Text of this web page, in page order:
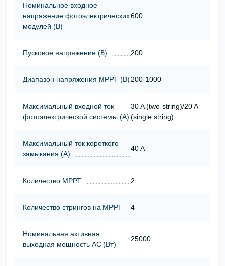
Номинальное входное
напряжение фотоэлектрических
модулей (В)
600
Пусковое напряжение (В) 200
Диапазон напряжения МРРТ (В) 200-1000
Максимальный входной ток
фотоэлектрической системы (А)
30 A (two-string)/20 A
(single string)
Максимальный ток короткого
замыкания (А)
40 A
Количество МРРТ 2
Количество стрингов на МРРТ 4
Номинальная активная
выходная мощность АС (Вт)
25000